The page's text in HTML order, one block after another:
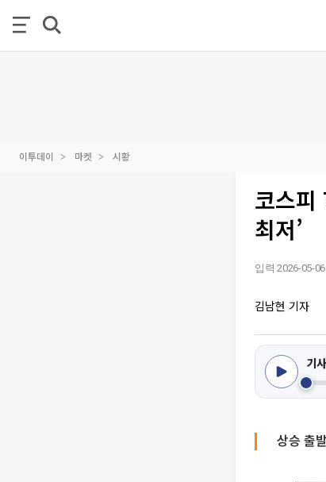
이투데이 마켓 시황
코스
최저’
입력 2026-05-
김남현 기자
기
상승 출